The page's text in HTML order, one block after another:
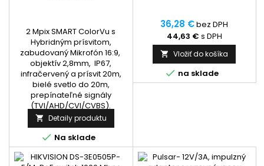
2 Mpix SMART ColorVu s
Hybridným prísvitom,
zabudovaný Mikrofón 16:9,
objektív 2,8mm, IP67,
infračervený a prísvit 20m,
bielé svetlo do 20m,
prepínateľné signály
(TVI/AHD/CVI/CVBS).
 Detaily produktu
 Na sklade
36,28 €bez DPH
44,63 € s DPH
 Vložiť do košíka
 na sklade